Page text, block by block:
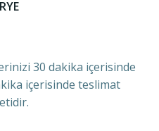
30 dakika içerisinde
içerisinde teslimat